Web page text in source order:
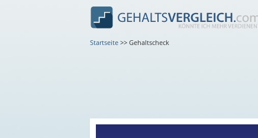
Startseite >> Gehaltscheck